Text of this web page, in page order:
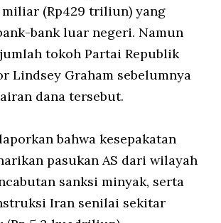
miliar (Rp429 triliun) yang
bank luar negeri. Namun
tokoh Partai Republik
Lindsey Graham sebelumnya
dana tersebut.
bahwa kesepakatan
pasukan AS dari wilayah
sanksi minyak, serta
Iran senilai sekitar